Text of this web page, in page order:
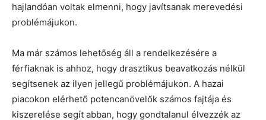
hajlandóan voltak elmenni, hogy javítsanak merevedési
problémájukon.
Ma már számos lehetőség áll a rendelkezésére a
férfiaknak is ahhoz, hogy drasztikus beavatkozás nélkül
segítsenek az ilyen jellegű problémájukon. A hazai
piacokon elérhető potencanövelők számos fajtája és
kiszerelése segít abban, hogy gondtalanul élvezzék az